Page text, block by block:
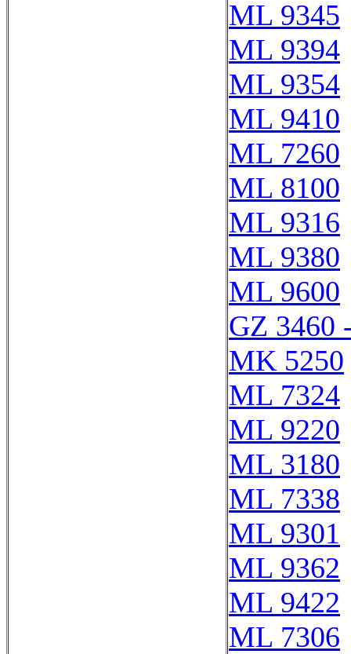
ML 9345
ML 9394
ML 9354
ML 9410
ML 7260
ML 8100
ML 9316
ML 9380
ML 9600
GZ 3460
MK 5250
ML 7324
ML 9220
ML 3180
ML 7338
ML 9301
ML 9362
ML 9422
ML 7306